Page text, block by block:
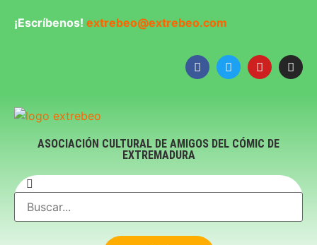
¡Escríbenos! extrebeo@extrebeo.com
ASOCIACIÓN CULTURAL DE AMIGOS DEL CÓMIC DE
EXTREMADURA